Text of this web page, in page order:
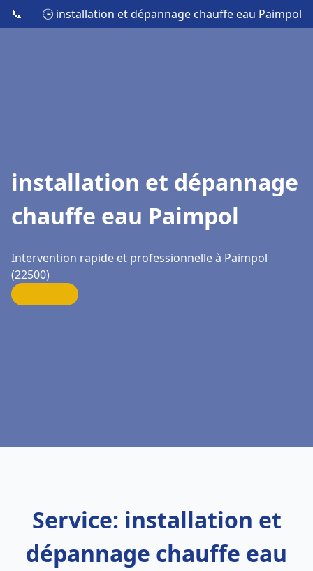
📞 🕒 installation et dépannage chauffe eau Paimpol
installation et dépannage
chauffe eau Paimpol
Intervention rapide et professionnelle à Paimpol
(22500)
Service: installation et
dépannage chauffe eau